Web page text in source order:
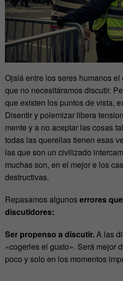
Ojalá entre los seres humanos
que no necesitáramos discutir.
que existen los puntos de vista,
Disentir y polemizar libera
mente y a no aceptar las cosas
todas las querellas tienen esas
las que son un civilizado
muchas son, en el mejor e los
destructivas.
Repasamos algunoserrores
discutidores:
Ser propenso a discutir.A las
«cogerles el gusto». Será mejor
poco y solo en los momentos